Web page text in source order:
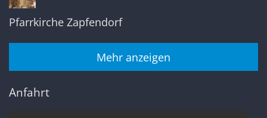
Pfarrkirche Zapfendorf
Mehr anzeigen
Anfahrt